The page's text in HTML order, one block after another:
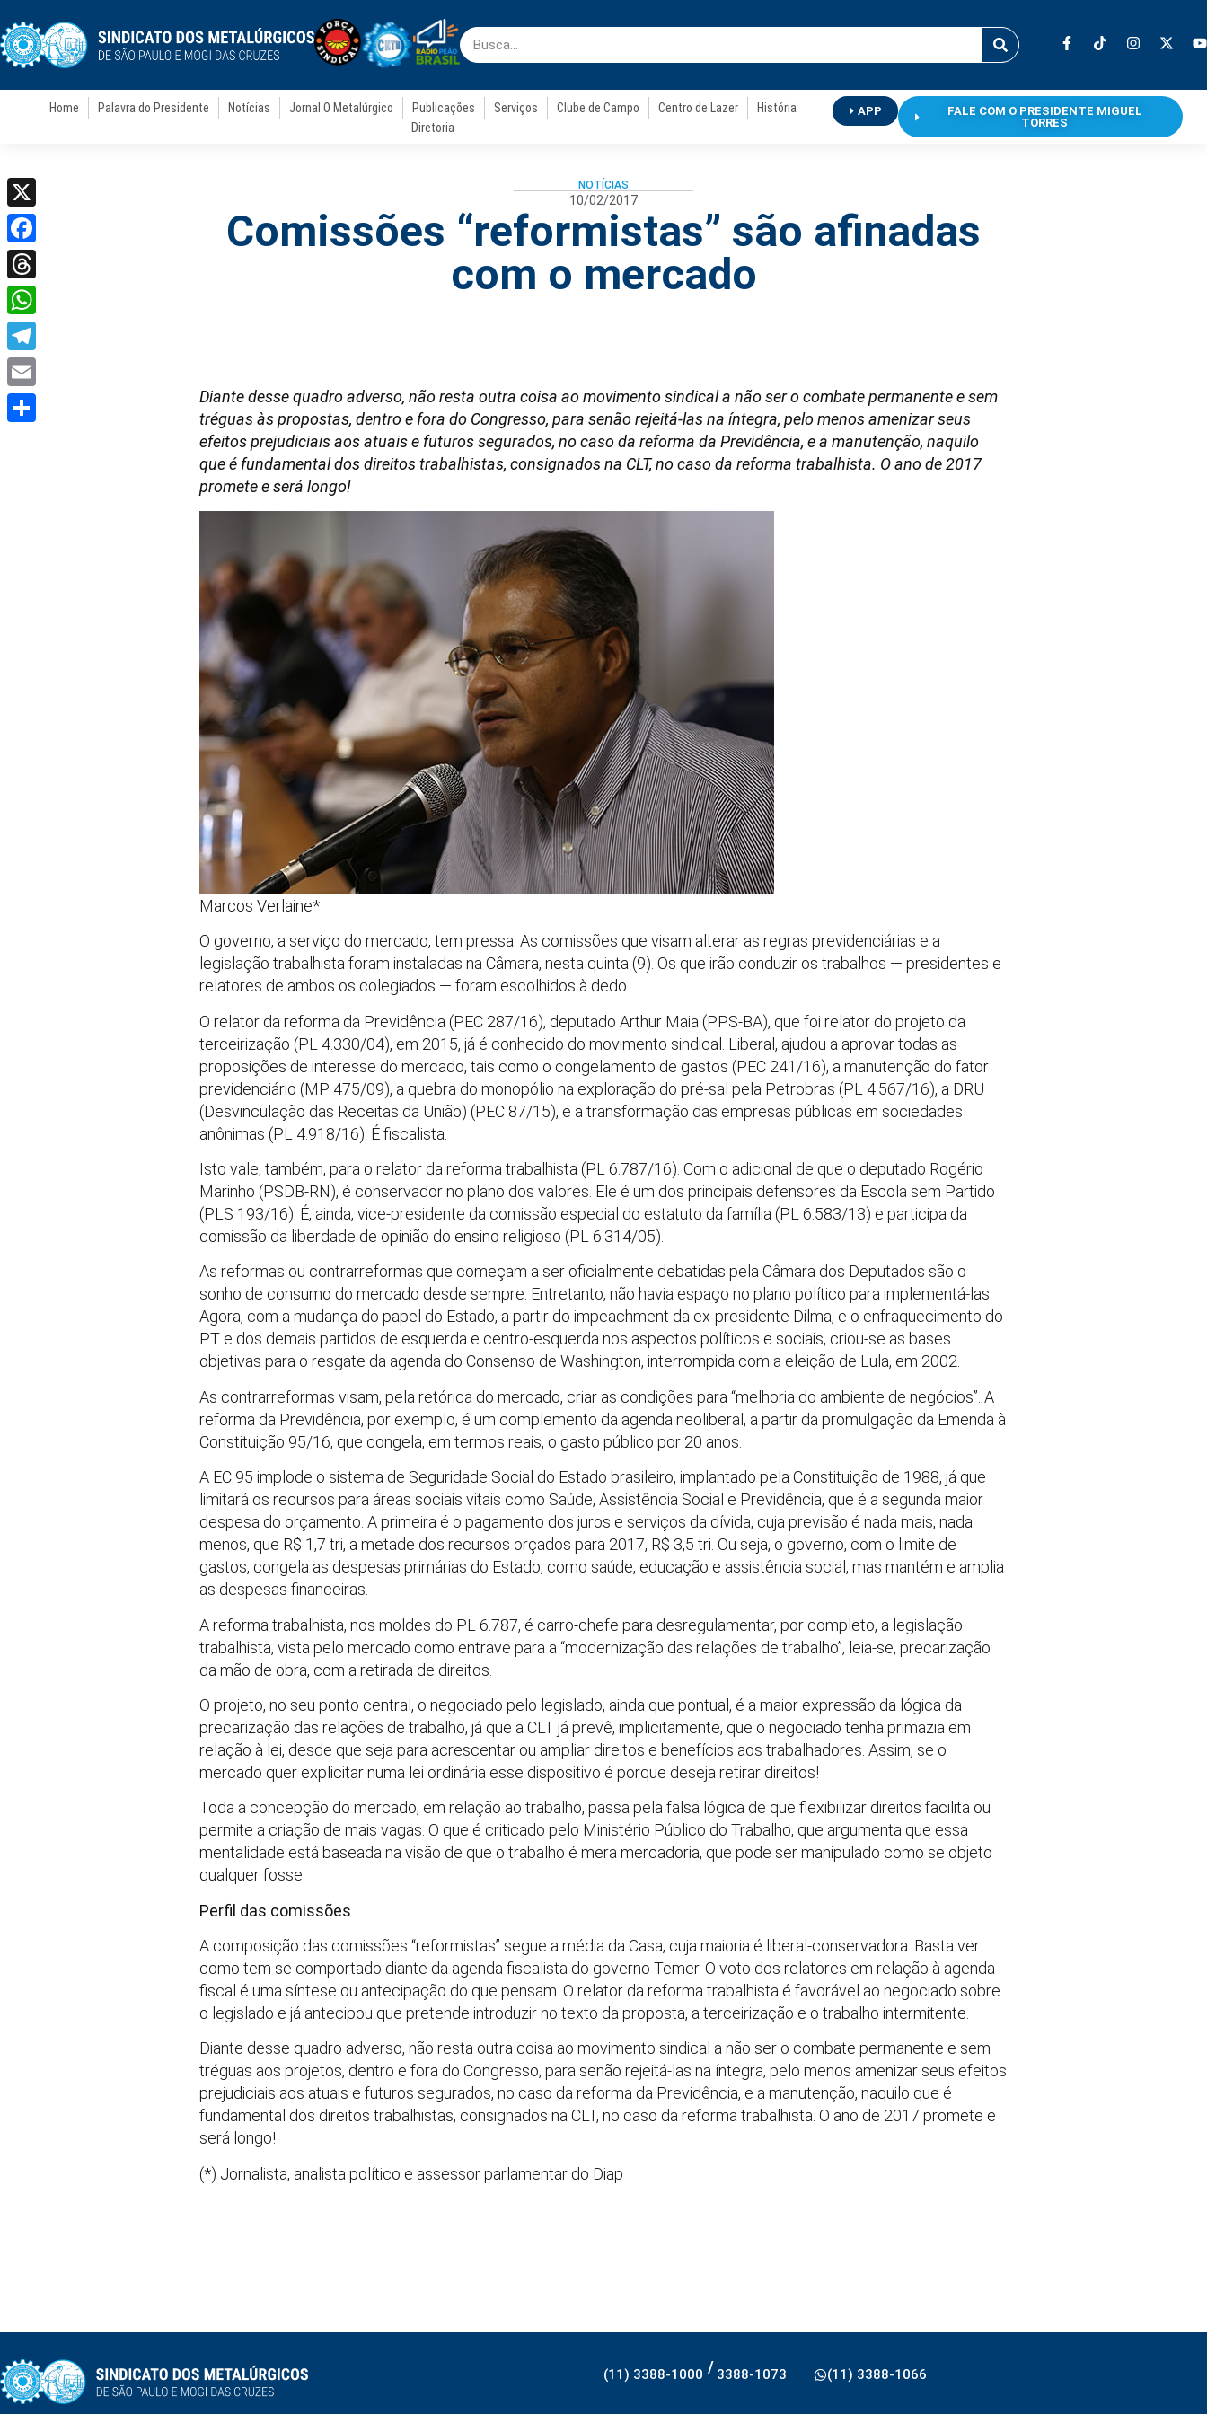
Home Palavra do Presidente Notícias Jornal O Metalúrgico Publicações Serviços Clube de Campo Centro de Lazer
História
Diretoria
APP
FALE COM O PRESIDENTE MIGUEL
TORRES
NOTÍCIAS
10/02/2017
Comissões “reformistas” são afinadas
com o mercado
Diante desse quadro adverso, não resta outra coisa ao movimento sindical a não ser o combate permanente e sem
tréguas às propostas, dentro e fora do Congresso, para senão rejeitá-las na íntegra, pelo menos amenizar seus
efeitos prejudiciais aos atuais e futuros segurados, no caso da reforma da Previdência, e a manutenção, naquilo
que é fundamental dos direitos trabalhistas, consignados na CLT, no caso da reforma trabalhista. O ano de 2017
promete e será longo!
Marcos Verlaine*
O governo, a serviço do mercado, tem pressa. As comissões que visam alterar as regras previdenciárias e a
legislação trabalhista foram instaladas na Câmara, nesta quinta (9). Os que irão conduzir os trabalhos — presidentes e
relatores de ambos os colegiados — foram escolhidos à dedo.
O relator da reforma da Previdência (PEC 287/16), deputado Arthur Maia (PPS-BA), que foi relator do projeto da
terceirização (PL 4.330/04), em 2015, já é conhecido do movimento sindical. Liberal, ajudou a aprovar todas as
proposições de interesse do mercado, tais como o congelamento de gastos (PEC 241/16), a manutenção do fator
previdenciário (MP 475/09), a quebra do monopólio na exploração do pré-sal pela Petrobras (PL 4.567/16), a DRU
(Desvinculação das Receitas da União) (PEC 87/15), e a transformação das empresas públicas em sociedades
anônimas (PL 4.918/16). É fiscalista.
Isto vale, também, para o relator da reforma trabalhista (PL 6.787/16). Com o adicional de que o deputado Rogério
Marinho (PSDB-RN), é conservador no plano dos valores. Ele é um dos principais defensores da Escola sem Partido
(PLS 193/16). É, ainda, vice-presidente da comissão especial do estatuto da família (PL 6.583/13) e participa da
comissão da liberdade de opinião do ensino religioso (PL 6.314/05).
As reformas ou contrarreformas que começam a ser oficialmente debatidas pela Câmara dos Deputados são o
sonho de consumo do mercado desde sempre. Entretanto, não havia espaço no plano político para implementá-las.
Agora, com a mudança do papel do Estado, a partir do impeachment da ex-presidente Dilma, e o enfraquecimento do
PT e dos demais partidos de esquerda e centro-esquerda nos aspectos políticos e sociais, criou-se as bases
objetivas para o resgate da agenda do Consenso de Washington, interrompida com a eleição de Lula, em 2002.
As contrarreformas visam, pela retórica do mercado, criar as condições para “melhoria do ambiente de negócios”. A
reforma da Previdência, por exemplo, é um complemento da agenda neoliberal, a partir da promulgação da Emenda à
Constituição 95/16, que congela, em termos reais, o gasto público por 20 anos.
A EC 95 implode o sistema de Seguridade Social do Estado brasileiro, implantado pela Constituição de 1988, já que
limitará os recursos para áreas sociais vitais como Saúde, Assistência Social e Previdência, que é a segunda maior
despesa do orçamento. A primeira é o pagamento dos juros e serviços da dívida, cuja previsão é nada mais, nada
menos, que R$ 1,7 tri, a metade dos recursos orçados para 2017, R$ 3,5 tri. Ou seja, o governo, com o limite de
gastos, congela as despesas primárias do Estado, como saúde, educação e assistência social, mas mantém e amplia
as despesas financeiras.
A reforma trabalhista, nos moldes do PL 6.787, é carro-chefe para desregulamentar, por completo, a legislação
trabalhista, vista pelo mercado como entrave para a “modernização das relações de trabalho”, leia-se, precarização
da mão de obra, com a retirada de direitos.
O projeto, no seu ponto central, o negociado pelo legislado, ainda que pontual, é a maior expressão da lógica da
precarização das relações de trabalho, já que a CLT já prevê, implicitamente, que o negociado tenha primazia em
relação à lei, desde que seja para acrescentar ou ampliar direitos e benefícios aos trabalhadores. Assim, se o
mercado quer explicitar numa lei ordinária esse dispositivo é porque deseja retirar direitos!
Toda a concepção do mercado, em relação ao trabalho, passa pela falsa lógica de que flexibilizar direitos facilita ou
permite a criação de mais vagas. O que é criticado pelo Ministério Público do Trabalho, que argumenta que essa
mentalidade está baseada na visão de que o trabalho é mera mercadoria, que pode ser manipulado como se objeto
qualquer fosse.
Perfil das comissões
A composição das comissões “reformistas” segue a média da Casa, cuja maioria é liberal-conservadora. Basta ver
como tem se comportado diante da agenda fiscalista do governo Temer. O voto dos relatores em relação à agenda
fiscal é uma síntese ou antecipação do que pensam. O relator da reforma trabalhista é favorável ao negociado sobre
o legislado e já antecipou que pretende introduzir no texto da proposta, a terceirização e o trabalho intermitente.
Diante desse quadro adverso, não resta outra coisa ao movimento sindical a não ser o combate permanente e sem
tréguas aos projetos, dentro e fora do Congresso, para senão rejeitá-las na íntegra, pelo menos amenizar seus efeitos
prejudiciais aos atuais e futuros segurados, no caso da reforma da Previdência, e a manutenção, naquilo que é
fundamental dos direitos trabalhistas, consignados na CLT, no caso da reforma trabalhista. O ano de 2017 promete e
será longo!
(*) Jornalista, analista político e assessor parlamentar do Diap
(11) 3388-1000 / 3388-1073 (11) 3388-1066
X
Facebook
Threads
WhatsApp
Telegram
Email